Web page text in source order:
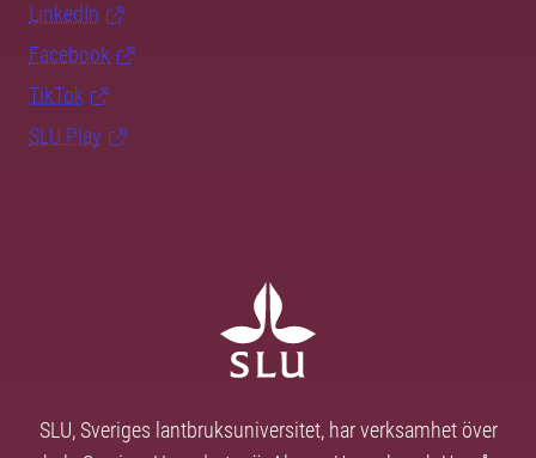
LinkedIn
Facebook
TikTok
SLU Play
SLU, Sveriges lantbruksuniversitet, har verksamhet över